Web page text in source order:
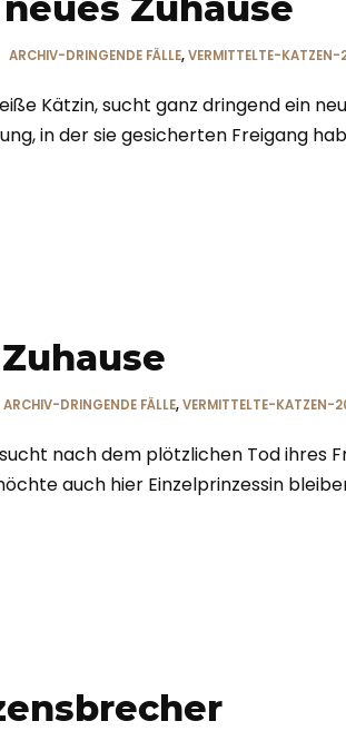
ARCHIV-DRINGENDE FÄLLE,VERMITTELTE-KATZEN-
Kätzin, sucht ganz dringend ein
in der sie gesicherten Freigang
ARCHIV-DRINGENDE FÄLLE,VERMITTELTE-KATZEN-
nach dem plötzlichen Tod ihres
auch hier Einzelprinzessin